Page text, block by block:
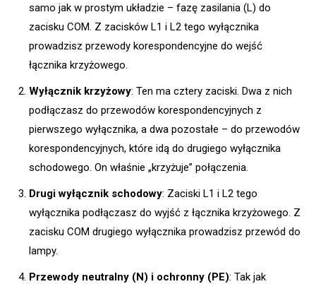
samo jak w prostym układzie – fazę zasilania (L) do
zacisku COM. Z zacisków L1 i L2 tego wyłącznika
prowadzisz przewody korespondencyjne do wejść
łącznika krzyżowego.
Wyłącznik krzyżowy: Ten ma cztery zaciski. Dwa z nich
podłączasz do przewodów korespondencyjnych z
pierwszego wyłącznika, a dwa pozostałe – do przewodów
korespondencyjnych, które idą do drugiego wyłącznika
schodowego. On właśnie „krzyżuje” połączenia.
Drugi wyłącznik schodowy: Zaciski L1 i L2 tego
wyłącznika podłączasz do wyjść z łącznika krzyżowego. Z
zacisku COM drugiego wyłącznika prowadzisz przewód do
lampy.
Przewody neutralny (N) i ochronny (PE): Tak jak